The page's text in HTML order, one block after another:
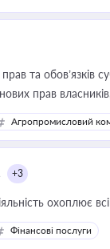
та обов’язків
прав
Агропромисловий
+3
охоплює
Фінансові послуги